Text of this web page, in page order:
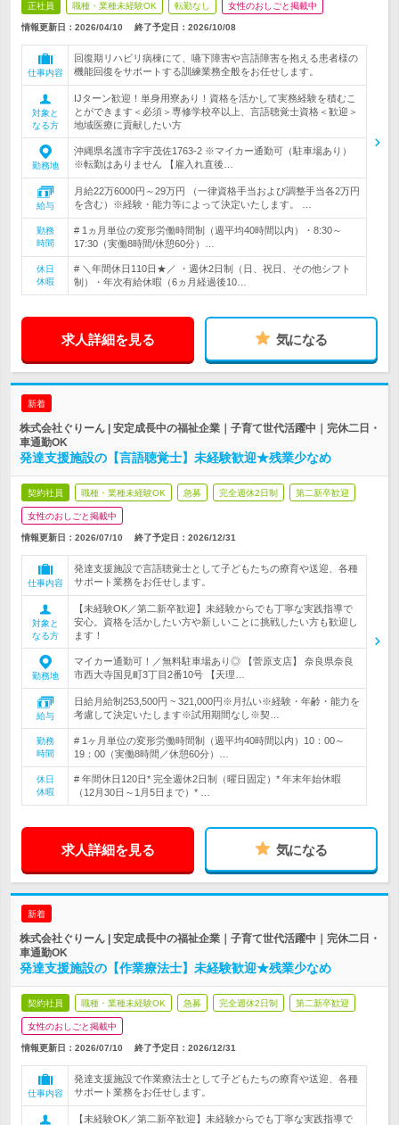
正社員 職種・業種未経験OK 転勤なし 女性のおしごと掲載中
情報更新日：2026/04/10 終了予定日： 2026/10/08
仕事内容
回復期リハビリ病棟にて、嚥下障害や言語障害を抱える患者様の
機能回復をサポートする訓練業務全般をお任せします。
対象と
なる方
IJターン歓迎！単身用寮あり！資格を活かして実務経験を積むこ
とができます＜必須＞専修学校卒以上、言語聴覚士資格＜歓迎＞
地域医療に貢献したい方
勤務地
沖縄県名護市字宇茂佐1763-2 ※マイカー通勤可（駐車場あり）
※転勤はありません 【雇入れ直後…
給与
月給22万6000円～29万円 （一律資格手当および調整手当各2万円
を含む）※経験・能力等によって決定いたします。 …
勤務
時間
# 1ヵ月単位の変形労働時間制（週平均40時間以内）・8:30～
17:30（実働8時間/休憩60分）…
休日
休暇
# ＼年間休日110日★／ ・週休2日制（日、祝日、その他シフト
制）・年次有給休暇（6ヵ月経過後10…
求人詳細を見る 気になる
新着
株式会社ぐりーん | 安定成長中の福祉企業｜子育て世代活躍中｜完休二日・
車通勤OK
発達支援施設の【言語聴覚士】未経験歓迎★残業少なめ
契約社員 職種・業種未経験OK 急募 完全週休2日制 第二新卒歓迎
女性のおしごと掲載中
情報更新日：2026/07/10 終了予定日： 2026/12/31
仕事内容
発達支援施設で言語聴覚士として子どもたちの療育や送迎、各種
サポート業務をお任せします。
対象と
なる方
【未経験OK／第二新卒歓迎】未経験からでも丁寧な実践指導で
安心。資格を活かしたい方や新しいことに挑戦したい方も歓迎し
ます！
勤務地
マイカー通勤可！／無料駐車場あり◎ 【菅原支店】 奈良県奈良
市西大寺国見町3丁目2番10号 【天理…
給与
日給月給制253,500円 ~ 321,000円※月払い※経験・年齢・能力を
考慮して決定いたします※試用期間なし※契…
勤務
時間
# 1ヶ月単位の変形労働時間制（週平均40時間以内）10：00～
19：00（実働8時間／休憩60分）…
休日
休暇
# 年間休日120日* 完全週休2日制（曜日固定）* 年末年始休暇
（12月30日～1月5日まで）* …
求人詳細を見る 気になる
新着
株式会社ぐりーん | 安定成長中の福祉企業｜子育て世代活躍中｜完休二日・
車通勤OK
発達支援施設の【作業療法士】未経験歓迎★残業少なめ
契約社員 職種・業種未経験OK 急募 完全週休2日制 第二新卒歓迎
女性のおしごと掲載中
情報更新日：2026/07/10 終了予定日： 2026/12/31
仕事内容
発達支援施設で作業療法士として子どもたちの療育や送迎、各種
サポート業務をお任せします。
【未経験OK／第二新卒歓迎】未経験からでも丁寧な実践指導で